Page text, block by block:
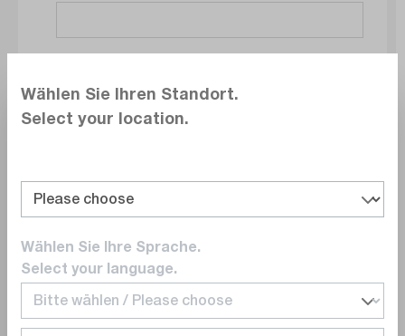
E-mail
Wählen Sie Ihren Standort.
Select your location.
Wählen Sie Ihre Sprache.
Select your language.